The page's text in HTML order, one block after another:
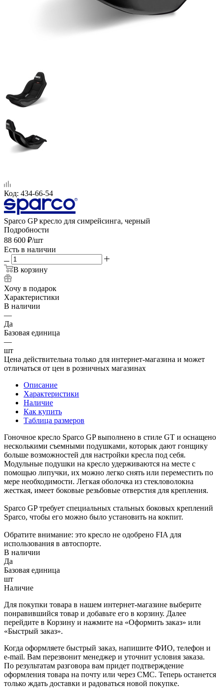
Код: 434-66-54
Sparco GP кресло для симрейсинга, черный
Подробности
88 600 ₽/шт
Есть в наличии
В корзину
Хочу в подарок
Характеристики
В наличии
—
Да
Базовая единица
—
шт
Цена действительна только для интернет-магазина и может
отличаться от цен в розничных магазинах
Описание
Характеристики
Наличие
Как купить
Таблица размеров
Гоночное кресло Sparco GP выполнено в стиле GT и оснащено
несколькими съемными подушками, которык дают гонщику
больше возможностей для настройки кресла под себя.
Модульные подушки на кресло удерживаются на месте с
помощью липучки, их можно легко снять или переместить по
мере необходимости. Легкая оболочка из стекловолокна
жесткая, имеет боковые резьбовые отверстия для крепления.
Sparco GP требует специальных стальных боковых креплений
Sparco, чтобы его можно было установить на кокпит.
Обратите внимание: это кресло не одобрено FIA для
использования в автоспорте.
В наличии
Да
Базовая единица
шт
Наличие
Для покупки товара в нашем интернет-магазине выберите
понравившийся товар и добавьте его в корзину. Далее
перейдите в Корзину и нажмите на «Оформить заказ» или
«Быстрый заказ».
Когда оформляете быстрый заказ, напишите ФИО, телефон и
e-mail. Вам перезвонит менеджер и уточнит условия заказа.
По результатам разговора вам придет подтверждение
оформления товара на почту или через СМС. Теперь останется
только ждать доставки и радоваться новой покупке.